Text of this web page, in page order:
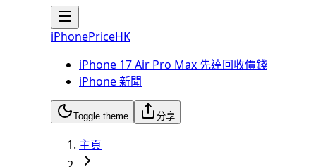
iPhonePriceHK
iPhone 17 Air Pro Max 先達回收價錢
iPhone 新聞
Toggle theme 分享
主頁